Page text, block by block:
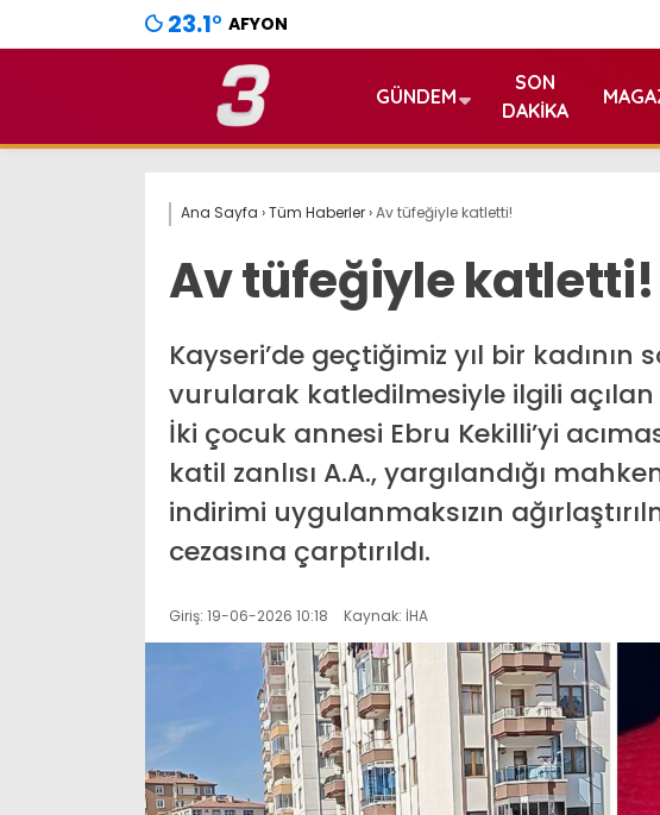
23.1° AFYON
GÜNDEM
SON
DAKIKA
Ana Sayfa ›Tüm Haberler›Av tüfeğiyle katletti!
Av tüfeğiyle katletti!
Kayseri’de geçtiğimiz yıl bir
vurularak katledilmesiyle ilgili
İki çocuk annesi Ebru Kekilli’yi
katil zanlısı A.A., yargılandığı
indirimi uygulanmaksızın
cezasına çarptırıldı.
Giriş: 19-06-2026 10:18 Kaynak: İHA